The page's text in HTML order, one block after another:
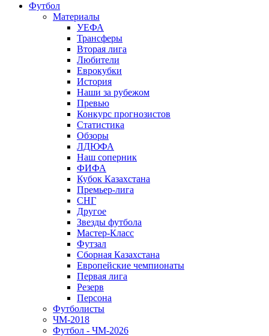
Футбол
Материалы
УЕФА
Трансферы
Вторая лига
Любители
Еврокубки
История
Наши за рубежом
Превью
Конкурс прогнозистов
Статистика
Обзоры
ЛДЮФА
Наш соперник
ФИФА
Кубок Казахстана
Премьер-лига
СНГ
Другое
Звезды футбола
Мастер-Класс
Футзал
Сборная Казахстана
Европейские чемпионаты
Первая лига
Резерв
Персона
Футболисты
ЧМ-2018
Футбол - ЧМ-2026